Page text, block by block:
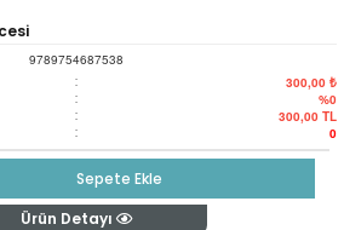
9789754687538
: 300,00 ₺
: %0
: 300,00 TL
: 0
Sepete Ekle
Ürün Detayı